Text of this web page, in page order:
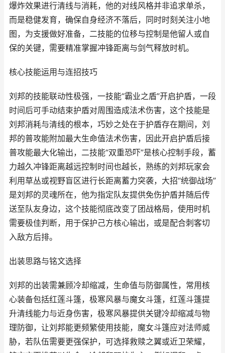
爆炸效果进行清线与消耗，他的对线风格并非追求单杀，
而是稳健发育，确保自身经济不落后，同时时刻关注小地
图，为支援做好准备，二技能的位移与控制是他留人或自
保的关键，需要精准掌握冲锋距离与剑气释放时机。
核心技能运用与连招技巧
刘邦的技能联动性极强，一技能“霸业之盾”开启护盾，一段
时间后可手动结束护盾对周围造成法术伤害，这个技能是
刘邦消耗与清线的根本，巧妙之处在于护盾存在期间，刘
邦的普攻能附加最大生命值法术伤害，因此开启护盾后接
普攻能最大化输出，二技能“双重恐吓”是核心控制手段，蓄
力越久冲锋距离越远控制时间也越长，熟练的刘邦玩家会
利用草丛或视野盲区进行长距离蓄力突袭，大招“统御战场”
是刘邦的灵魂所在，他为指定队友提供免伤护盾并随后传
送至队友身边，这个技能彻底改变了团战格局，使用时机
需要极佳判断，用于保护己方核心输出，或是配合刺客切
入敌方后排。
出装思路与铭文选择
刘邦的出装需兼顾冷却缩减，生命值与防御属性，常用核
心装备包括红莲斗篷，极寒风暴与魔女斗篷，红莲斗篷提
升清线能力与近身伤害，极寒风暴提供关键冷却缩减与物
理防御，让刘邦能更频繁使用技能，魔女斗篷应对法师威
胁，若队伍需要更强保护，可选择救赎之翼或近卫荣耀，